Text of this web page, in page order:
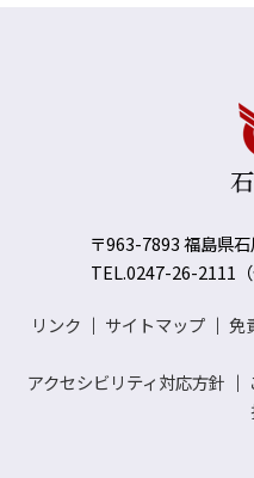
〒963-7893 福島県
TEL.0247-26-2111
リンク ｜ サイトマップ ｜ 免
アクセシビリティ対応方針 ｜